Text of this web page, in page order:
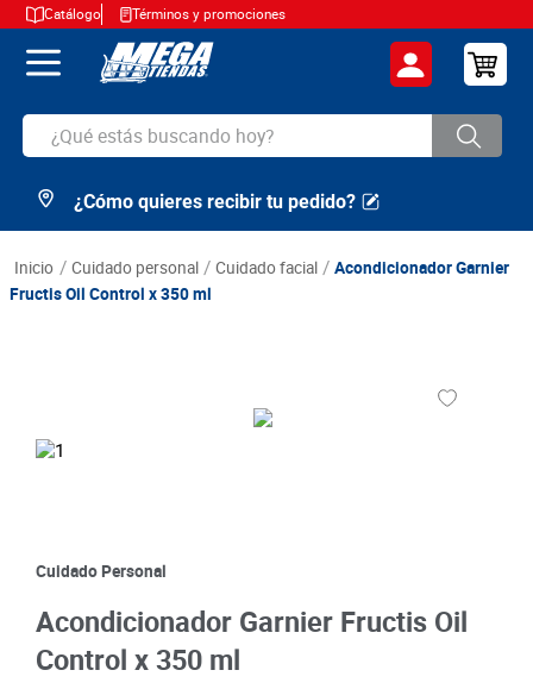
Catálogo Términos y promociones
¿Qué estás buscando hoy?
TÉRMINOS MÁS BUSCADOS
2.
arroz
9.
queso
10. papa
¿Cómo quieres recibir tu pedido?
cuidado personal cuidado facial
Acondicionador Garnier
Fructis Oil Control x 350 ml
Cuidado Personal
Acondicionador Garnier Fructis Oil
Control x 350 ml